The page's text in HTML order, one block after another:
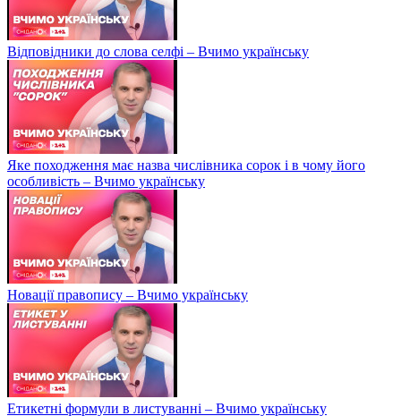
Відповідники до слова селфі – Вчимо українську
Яке походження має назва числівника сорок і в чому його
особливість – Вчимо українську
Новації правопису – Вчимо українську
Етикетні формули в листуванні – Вчимо українську